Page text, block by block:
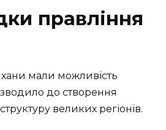
правління
мали можливість
до створення
великих регіонів.